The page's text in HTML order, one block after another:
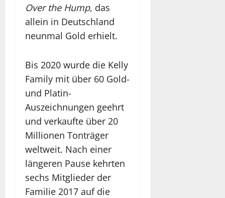
Over the Hump, das
allein in Deutschland
neunmal Gold erhielt.
Bis 2020 wurde die Kelly
Family mit über 60 Gold-
und Platin-
Auszeichnungen geehrt
und verkaufte über 20
Millionen Tonträger
weltweit. Nach einer
längeren Pause kehrten
sechs Mitglieder der
Familie 2017 auf die